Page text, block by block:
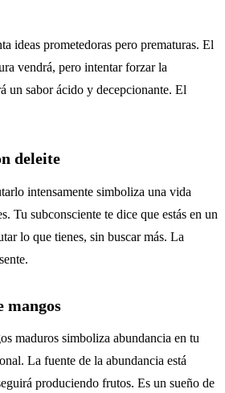
ideas prometedoras pero prematuras. El
vendrá, pero intentar forzar la
un sabor ácido y decepcionante. El
deleite
intensamente simboliza una vida
Tu subconsciente te dice que estás en un
lo que tienes, sin buscar más. La
mangos
maduros simboliza abundancia en tu
La fuente de la abundancia está
produciendo frutos. Es un sueño de